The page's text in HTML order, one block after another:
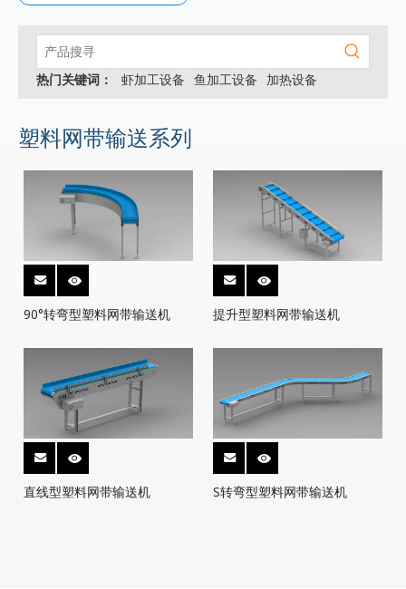
热门关键词： 虾加工设备 鱼加工设备 加热设备
塑料网带输送系列
90°转弯型塑料网带输送机 提升型塑料网带输送机
直线型塑料网带输送机 S转弯型塑料网带输送机